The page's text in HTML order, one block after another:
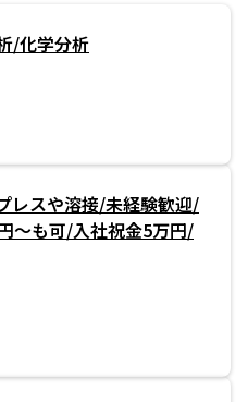
/化学分析
レスや溶接/未経験歓迎/
～も可/入社祝金5万円/